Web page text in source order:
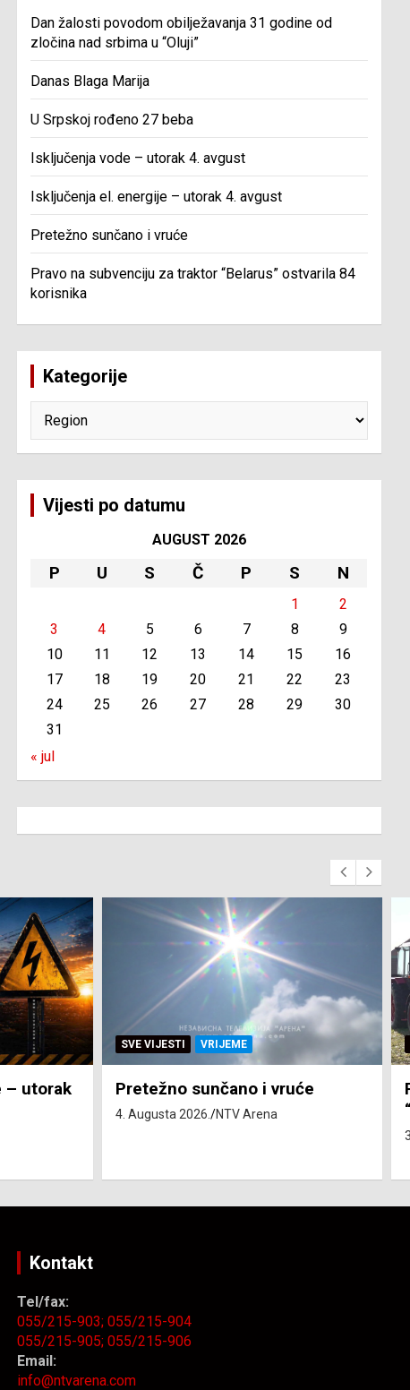
Dan žalosti povodom obilježavanja 31 godine od
zločina nad srbima u “Oluji”
Danas Blaga Marija
U Srpskoj rođeno 27 beba
Isključenja vode – utorak 4. avgust
Isključenja el. energije – utorak 4. avgust
Pretežno sunčano i vruće
Pravo na subvenciju za traktor “Belarus” ostvarila 84
korisnika
Kategorije
Vijesti po datumu
AUGUST 2026
P U S Č P S N
1
2
3
4 5 6 7 8
9
10
11 12 13 14 15
16
17
18 19 20 21 22
23
24
25 26 27 28 29
30
31
« jul
SVE VIJESTI ZEMLJA
Pravo na subvenciju za traktor
“Belarus” ostvarila 84 korisnika
Kontakt
Tel/fax:
055/215-903;055/215-904
055/215-905;055/215-906
Email:
info@ntvarena.com